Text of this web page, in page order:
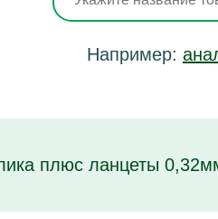
Например:
плюс ланцеты